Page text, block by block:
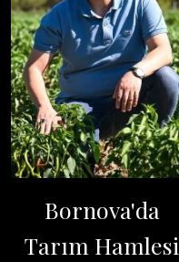
Bornova'da
Tarım Hamlesi